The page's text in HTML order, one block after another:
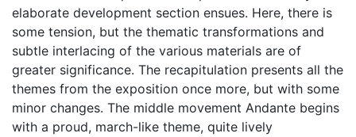
elaborate development section ensues. Here, there is
some tension, but the thematic transformations and
subtle interlacing of the various materials are of
greater significance. The recapitulation presents all the
themes from the exposition once more, but with some
minor changes. The middle movement Andante begins
with a proud, march-like theme, quite lively